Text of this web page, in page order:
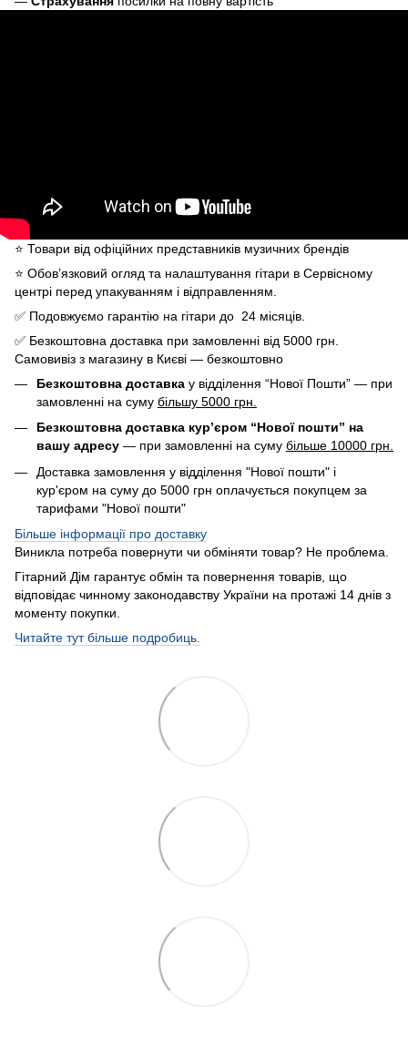
⭐️ Товари від офіційних представників музичних брендів
⭐️ Обов’язковий огляд та налаштування гітари в Сервісному
центрі перед упакуванням і відправленням.
✅ Подовжуємо гарантію на гітари до 24 місяців.
✅ Безкоштовна доставка при замовленні від 5000 грн.
Самовивіз з магазину в Києві — безкоштовно
Безкоштовна доставка у відділення “Нової Пошти” — при
замовленні на суму більшу 5000 грн.
Безкоштовна доставка кур’єром “Нової пошти” на
вашу адресу — при замовленні на суму більше 10000 грн.
Доставка замовлення у відділення "Нової пошти" і
кур'єром на суму до 5000 грн оплачується покупцем за
тарифами "Нової пошти"
Більше інформації про доставку
Виникла потреба повернути чи обміняти товар? Не проблема.
Гітарний Дім гарантує обмін та повернення товарів, що
відповідає чинному законодавству України на протажі 14 днів з
моменту покупки.
Читайте тут більше подробиць.